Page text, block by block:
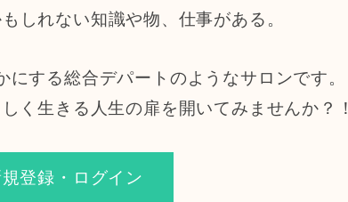
しれない知識や物、仕事がある。
する総合デパートのようなサロンです。
く生きる人生の扉を開いてみませんか？！
登録・ログイン